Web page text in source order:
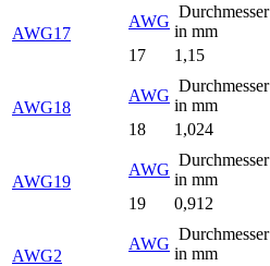
AWG17
AWG
Durchmesser
in mm
17
1,15
AWG18
AWG
Durchmesser
in mm
18
1,024
AWG19
AWG
Durchmesser
in mm
19
0,912
AWG2
AWG
Durchmesser
in mm